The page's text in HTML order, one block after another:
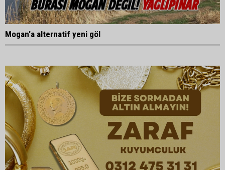
Mogan'a alternatif yeni göl